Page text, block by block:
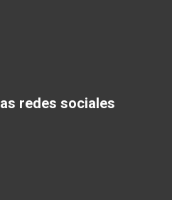
redes sociales